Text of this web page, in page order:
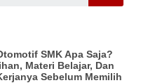
SMK Apa Saja?
Materi Belajar, Dan
Sebelum Memilih